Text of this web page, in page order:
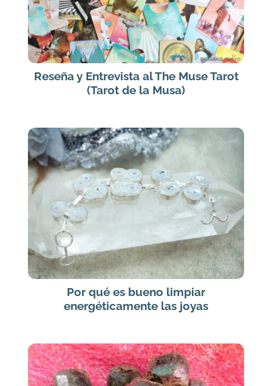
Reseña y Entrevista al The Muse Tarot
(Tarot de la Musa)
Por qué es bueno limpiar
energéticamente las joyas